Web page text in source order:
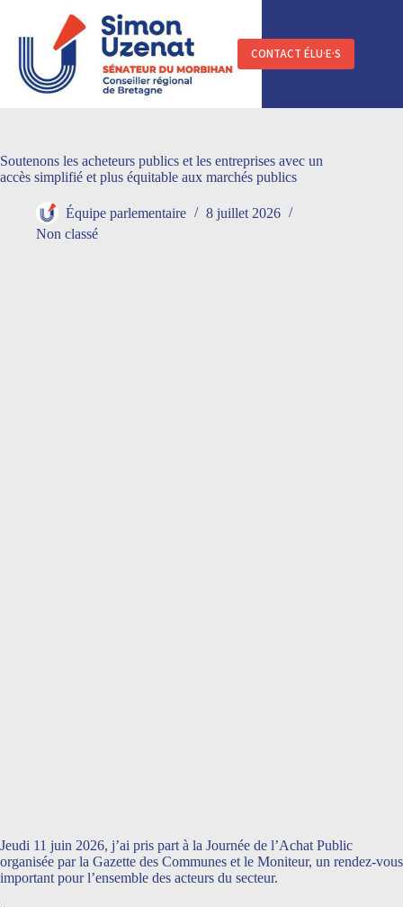
contenu
CONTACT ÉLU·E·S
Soutenons les acheteurs publics et les entreprises avec un
accès simplifié et plus équitable aux marchés publics
Équipe parlementaire
8 juillet 2026
Non classé
Jeudi 11 juin 2026, j’ai pris part à la Journée de l’Achat Public
organisée par la Gazette des Communes et le Moniteur, un rendez-vous
important pour l’ensemble des acteurs du secteur.